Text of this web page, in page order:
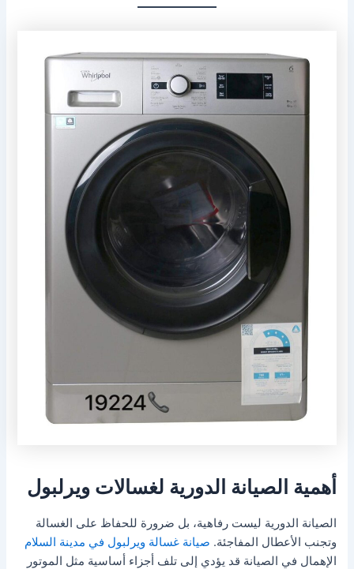
أهمية الصيانة الدورية لغسالات ويرلبول
الصيانة الدورية ليست رفاهية، بل ضرورة للحفاظ على الغسالة
وتجنب الأعطال المفاجئة. صيانة غسالة ويرلبول في مدينة السلام
الإهمال في الصيانة قد يؤدي إلى تلف أجزاء أساسية مثل الموتور